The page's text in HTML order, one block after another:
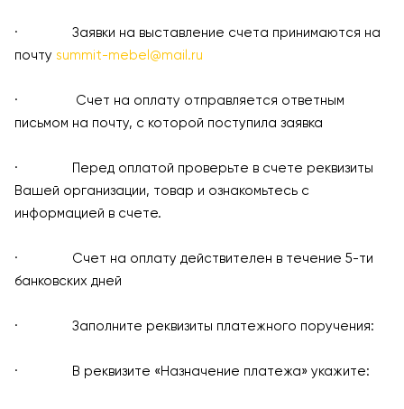
· Заявки на выставление счета принимаются на
почту summit-mebel@mail.ru
· Счет на оплату отправляется ответным
письмом на почту, с которой поступила заявка
· Перед оплатой проверьте в счете реквизиты
Вашей организации, товар и ознакомьтесь с
информацией в счете.
· Счет на оплату действителен в течение 5-ти
банковских дней
· Заполните реквизиты платежного поручения:
· В реквизите «Назначение платежа» укажите: